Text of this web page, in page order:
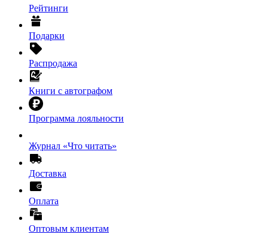
Рейтинги
Подарки
Распродажа
Книги с автографом
Программа лояльности
Журнал «Что читать»
Доставка
Оплата
Оптовым клиентам